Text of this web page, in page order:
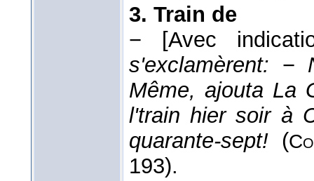
3. Train de
−
[Avec
s'exclamèrent: −
Même, ajouta La
l'train hier soir à
quarante-sept! (
193).